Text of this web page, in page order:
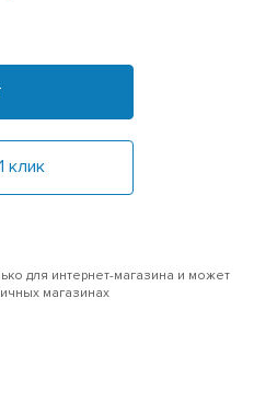
клик
для интернет-магазина и может
магазинах